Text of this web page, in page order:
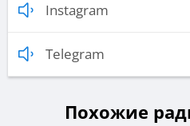
Instagram
Telegram
Похожие